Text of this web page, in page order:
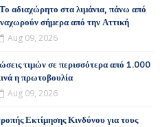
αδιαχώρητο στα λιμάνια, πάνω από
σήμερα από την Αττική
Aug 09, 2026
τιμών σε περισσότερα από 1.000
η πρωτοβουλία
Aug 09, 2026
Εκτίμησης Κινδύνου για τους